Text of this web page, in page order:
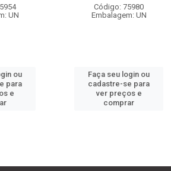
UN
ou
para
e
Código: 75980
Embalagem: UN
Faça seu login ou
cadastre-se para
ver preços e
comprar